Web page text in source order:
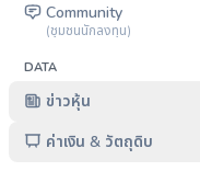
Community
(ชุมชนนักลงทุน)
DATA
ข่าวหุ้น
ค่าเงิน & วัตถุดิบ